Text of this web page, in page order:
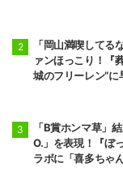
「岡山満喫してる
ァンほっこり！『
城のフリーレン”
「B賞ホンマ草」
O.」を表現！『ぼ
ラボに「喜多ちゃ